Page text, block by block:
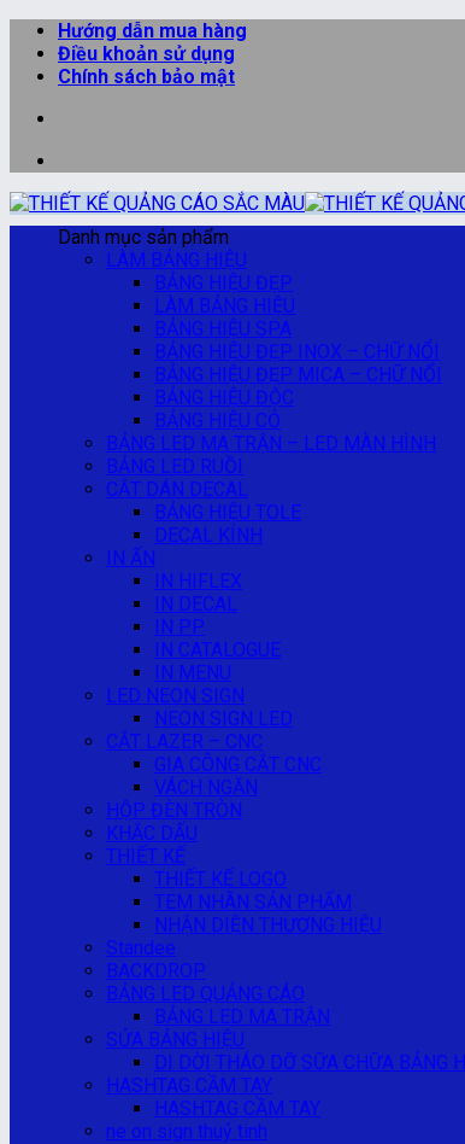
qua
Hướng dẫn mua hàng
Điều khoản sử dụng
Chính sách bảo mật
Danh mục sản phẩm
LÀM BẢNG HIỆU
BẢNG HIỆU ĐẸP
LÀM BẢNG HIỆU
BẢNG HIỆU SPA
BẢNG HIỆU ĐẸP INOX – CHỮ NỔI
BẢNG HIỆU ĐẸP MICA – CHỮ NỔI
BẢNG HIỆU ĐỘC
BẢNG HIỆU CỎ
BẢNG LED MA TRẬN – LED MÀN HÌNH
BẢNG LED RUỒI
CẮT DÁN DECAL
BẢNG HIỆU TOLE
DECAL KÍNH
IN ẤN
IN HIFLEX
IN DECAL
IN PP
IN CATALOGUE
IN MENU
LED NEON SIGN
NEON SIGN LED
CẮT LAZER – CNC
GIA CÔNG CẮT CNC
VÁCH NGĂN
HỘP ĐÈN TRÒN
KHẮC DẤU
THIẾT KẾ
THIẾT KẾ LOGO
TEM NHÃN SẢN PHẨM
NHẬN DIỆN THƯƠNG HIỆU
Standee
BACKDROP
BẢNG LED QUẢNG CÁO
BẢNG LED MA TRẬN
SỬA BẢNG HIỆU
DI DỜI THÁO DỠ SỮA CHỮA BẢNG
HASHTAG CẦM TAY
HASHTAG CẦM TAY
ne on sign thuỷ tinh